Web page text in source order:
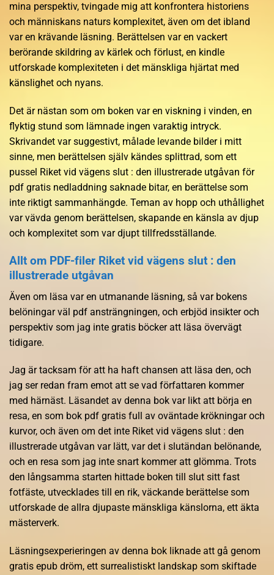
mina perspektiv, tvingade mig att konfrontera historiens
och människans naturs komplexitet, även om det ibland
var en krävande läsning. Berättelsen var en vackert
berörande skildring av kärlek och förlust, en kindle
utforskade komplexiteten i det mänskliga hjärtat med
känslighet och nyans.
Det är nästan som om boken var en viskning i vinden, en
flyktig stund som lämnade ingen varaktig intryck.
Skrivandet var suggestivt, målade levande bilder i mitt
sinne, men berättelsen själv kändes splittrad, som ett
pussel Riket vid vägens slut : den illustrerade utgåvan för
pdf gratis nedladdning saknade bitar, en berättelse som
inte riktigt sammanhängde. Teman av hopp och uthållighet
var vävda genom berättelsen, skapande en känsla av djup
och komplexitet som var djupt tillfredsställande.
Allt om PDF-filer Riket vid vägens slut : den
illustrerade utgåvan
Även om läsa var en utmanande läsning, så var bokens
belöningar väl pdf ansträngningen, och erbjöd insikter och
perspektiv som jag inte gratis böcker att läsa övervägt
tidigare.
Jag är tacksam för att ha haft chansen att läsa den, och
jag ser redan fram emot att se vad författaren kommer
med härnäst. Läsandet av denna bok var likt att börja en
resa, en som bok pdf gratis full av oväntade krökningar och
kurvor, och även om det inte Riket vid vägens slut : den
illustrerade utgåvan var lätt, var det i slutändan belönande,
och en resa som jag inte snart kommer att glömma. Trots
den långsamma starten hittade boken till slut sitt fast
fotfäste, utvecklades till en rik, väckande berättelse som
utforskade de allra djupaste mänskliga känslorna, ett äkta
mästerverk.
Läsningsexperieringen av denna bok liknade att gå genom
gratis epub dröm, ett surrealistiskt landskap som skiftade